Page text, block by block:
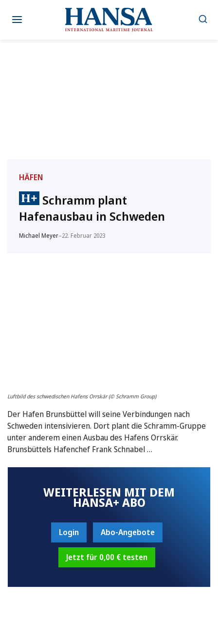
Inhalt
HÄFEN
Schramm plant
Hafenausbau in Schweden
Michael Meyer–22. Februar 2023
Luftbild des schwedischen Hafens Orrskär (© Schramm Group)
Der Hafen Brunsbüttel will seine Verbindungen nach
Schweden intensivieren. Dort plant die Schramm-Gruppe
unter anderem einen Ausbau des Hafens Orrskär.
Brunsbüttels Hafenchef Frank Schnabel …
WEITERLESEN MIT DEM
HANSA+ ABO
Login Abo-Angebote
Jetzt für 0,00 € testen